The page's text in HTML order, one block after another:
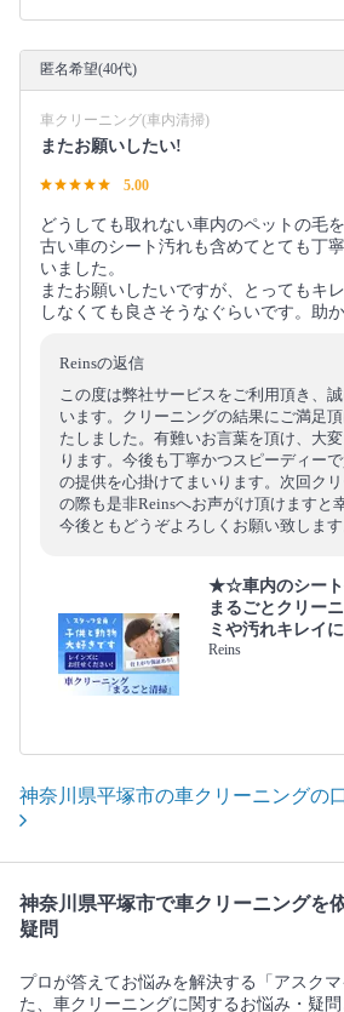
匿名希望(40代)
車クリーニング(車内清掃)
またお願いしたい!
5.00
どうしても取れない車内のペットの毛
古い車のシート汚れも含めてとても丁
いました。
またお願いしたいですが、とってもキ
しなくても良さそうなぐらいです。助
Reinsの返信
この度は弊社サービスをご利用頂き、
います。クリーニングの結果にご満足
たしました。有難いお言葉を頂け、大
ります。今後も丁寧かつスピーディー
の提供を心掛けてまいります。次回ク
の際も是非Reinsへお声がけ頂けますと
今後ともどうぞよろしくお願い致します
★☆車内のシート
まるごとクリー
ミや汚れキレイ
Reins
神奈川県平塚市の車クリーニングの
神奈川県平塚市で車クリーニングを
疑問
プロが答えてお悩みを解決する「アスク
た、車クリーニングに関するお悩み・疑